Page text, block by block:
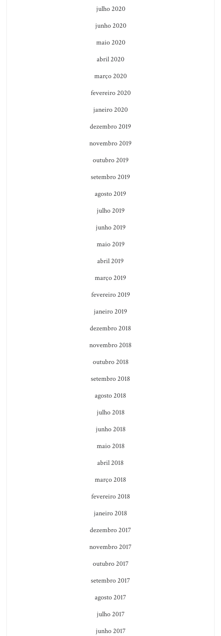
julho 2020
junho 2020
maio 2020
abril 2020
março 2020
fevereiro 2020
janeiro 2020
dezembro 2019
novembro 2019
outubro 2019
setembro 2019
agosto 2019
julho 2019
junho 2019
maio 2019
abril 2019
março 2019
fevereiro 2019
janeiro 2019
dezembro 2018
novembro 2018
outubro 2018
setembro 2018
agosto 2018
julho 2018
junho 2018
maio 2018
abril 2018
março 2018
fevereiro 2018
janeiro 2018
dezembro 2017
novembro 2017
outubro 2017
setembro 2017
agosto 2017
julho 2017
junho 2017